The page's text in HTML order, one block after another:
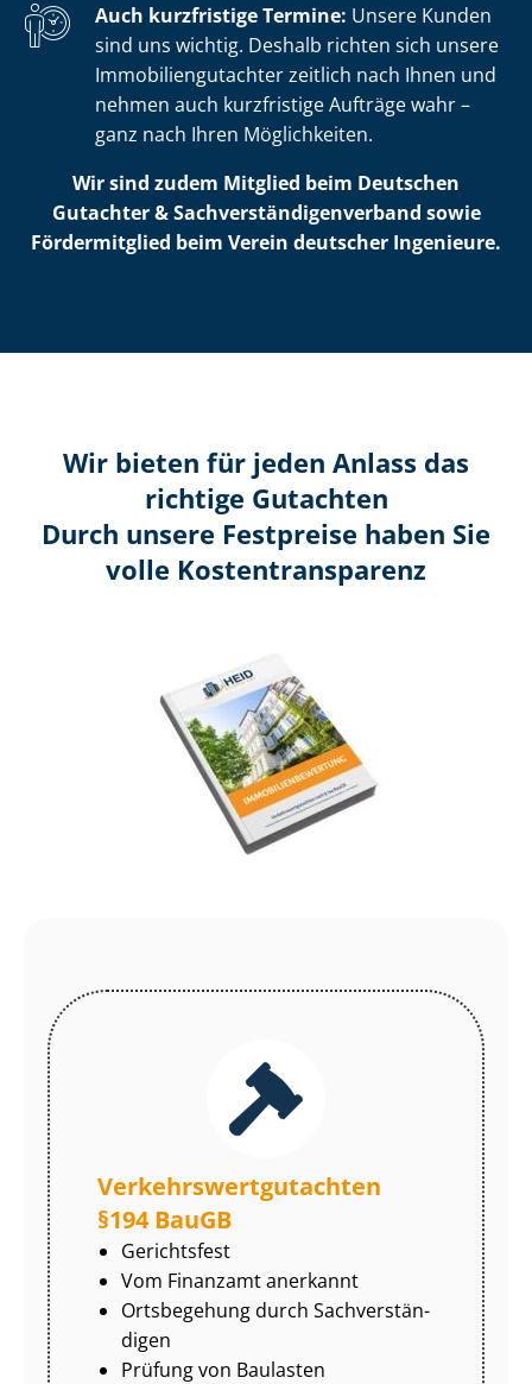
Auch kurzfristige Termine: Unsere Kunden
sind uns wichtig. Deshalb richten sich unsere
Im­mo­bi­li­en­gut­ach­ter zeitlich nach Ihnen und
nehmen auch kurzfristige Aufträge wahr –
ganz nach Ihren Möglichkeiten.
Wir sind zudem Mitglied beim Deutschen
Gutachter & Sach­ver­stän­di­gen­ver­band sowie
Fördermitglied beim Verein deutscher Ingenieure.
Wir bieten für jeden Anlass das
richtige Gutachten
Durch unsere Festpreise haben Sie
volle Kosten­transparenz
Ver­kehrs­wert­gut­ach­ten
§194 BauGB
Gerichtsfest
Vom Finanzamt anerkannt
Ortsbegehung durch Sach­ver­stän­
di­gen
Prüfung von Baulasten